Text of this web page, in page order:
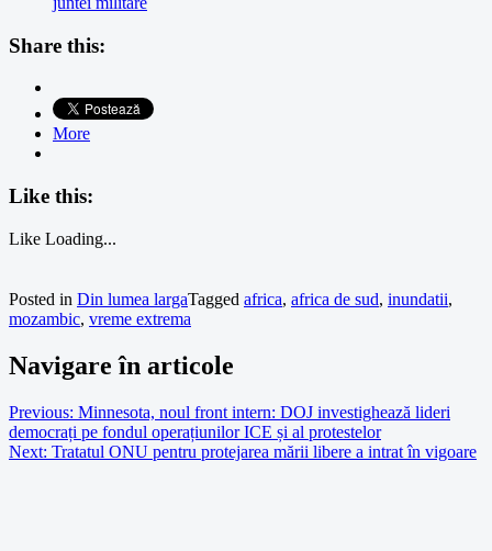
Share this:
More
Like this:
Like Loading...
Posted in Din lumea largaTagged africa, africa de sud, inundatii,
mozambic, vreme extrema
Navigare în articole
Previous: Minnesota, noul front intern: DOJ investighează lideri
democrați pe fondul operațiunilor ICE și al protestelor
Next: Tratatul ONU pentru protejarea mării libere a intrat în vigoare